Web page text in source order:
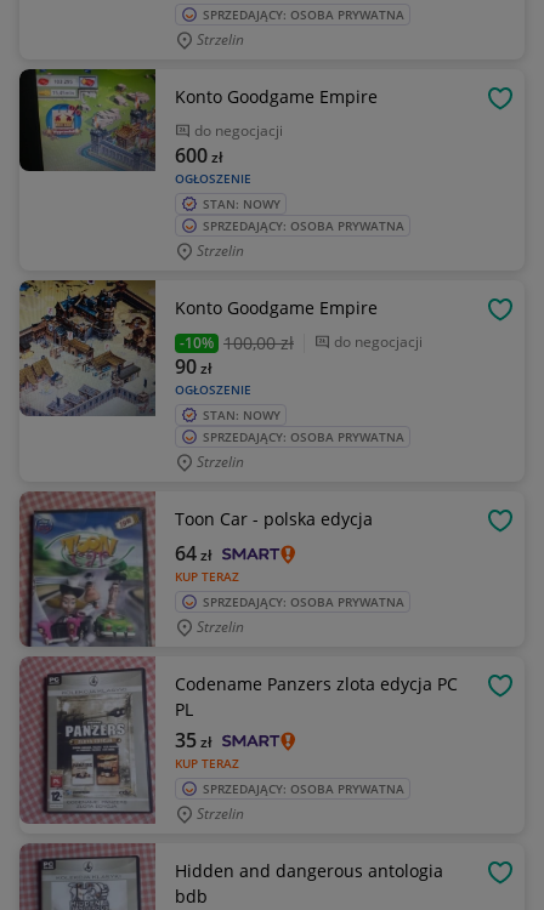
SPRZEDAJĄCY: OSOBA PRYWATNA
Strzelin
Konto Goodgame Empire
do negocjacji
OGŁOSZENIE
600zł
STAN: NOWY
SPRZEDAJĄCY: OSOBA PRYWATNA
Strzelin
Konto Goodgame Empire
-10% 100,00 zł do negocjacji
OGŁOSZENIE
90zł
STAN: NOWY
SPRZEDAJĄCY: OSOBA PRYWATNA
Strzelin
Toon Car - polska edycja
KUP TERAZ
64zł
SPRZEDAJĄCY: OSOBA PRYWATNA
Strzelin
Codename Panzers zlota edycja PC
PL
KUP TERAZ
35zł
SPRZEDAJĄCY: OSOBA PRYWATNA
Strzelin
Hidden and dangerous antologia
bdb